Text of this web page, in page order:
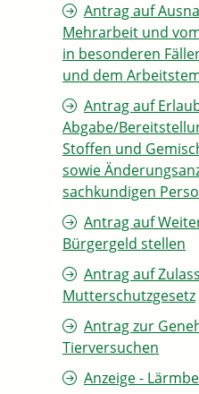
Antrag auf
Mehrarbeit und
in besonderen
und dem
Antrag auf
Abgabe/
Stoffen und
sowie
sachkundigen
Antrag auf
Bürgergeld stellen
Antrag auf
Mutterschutzgesetz
Antrag zur
Tierversuchen
Anzeige -